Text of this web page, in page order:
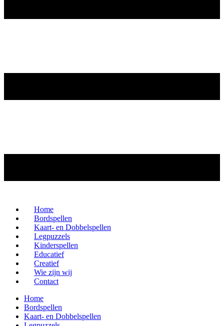
Home
Bordspellen
Kaart- en Dobbelspellen
Legpuzzels
Kinderspellen
Educatief
Creatief
Wie zijn wij
Contact
Home
Bordspellen
Kaart- en Dobbelspellen